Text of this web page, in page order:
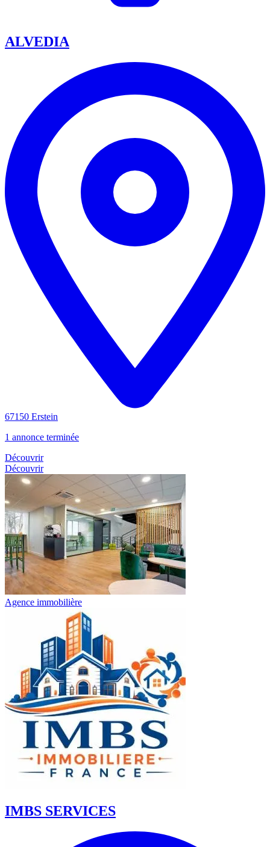
ALVEDIA
67150 Erstein
1 annonce terminée
Découvrir
Découvrir
Agence immobilière
IMBS SERVICES